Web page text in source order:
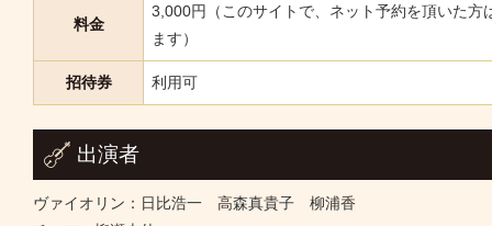
料金
3,000円（このサイトで、ネット予約を頂いた方
ます）
招待券 利用可
出演者
ヴァイオリン：日比浩一 高森真貴子 柳浦香